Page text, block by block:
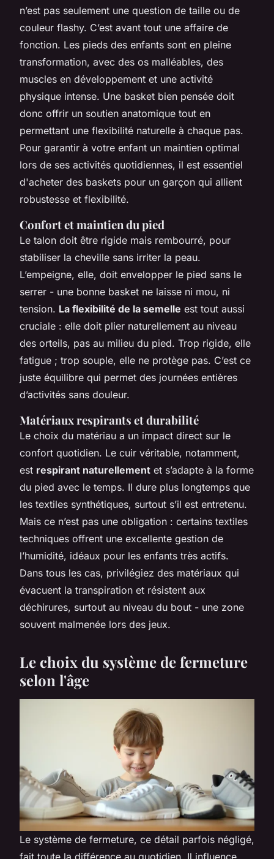
n’est pas seulement une question de taille ou de
couleur flashy. C’est avant tout une affaire de
fonction. Les pieds des enfants sont en pleine
transformation, avec des os malléables, des
muscles en développement et une activité
physique intense. Une basket bien pensée doit
donc offrir un soutien anatomique tout en
permettant une flexibilité naturelle à chaque pas.
Pour garantir à votre enfant un maintien optimal
lors de ses activités quotidiennes, il est essentiel
d'acheter des baskets pour un garçon qui allient
robustesse et flexibilité.
Confort et maintien du pied
Le talon doit être rigide mais rembourré, pour
stabiliser la cheville sans irriter la peau.
L’empeigne, elle, doit envelopper le pied sans le
serrer - une bonne basket ne laisse ni mou, ni
tension. La flexibilité de la semelle est tout aussi
cruciale : elle doit plier naturellement au niveau
des orteils, pas au milieu du pied. Trop rigide, elle
fatigue ; trop souple, elle ne protège pas. C’est ce
juste équilibre qui permet des journées entières
d’activités sans douleur.
Matériaux respirants et durabilité
Le choix du matériau a un impact direct sur le
confort quotidien. Le cuir véritable, notamment,
est respirant naturellement et s’adapte à la forme
du pied avec le temps. Il dure plus longtemps que
les textiles synthétiques, surtout s’il est entretenu.
Mais ce n’est pas une obligation : certains textiles
techniques offrent une excellente gestion de
l’humidité, idéaux pour les enfants très actifs.
Dans tous les cas, privilégiez des matériaux qui
évacuent la transpiration et résistent aux
déchirures, surtout au niveau du bout - une zone
souvent malmenée lors des jeux.
Le choix du système de fermeture
selon l'âge
Le système de fermeture, ce détail parfois négligé,